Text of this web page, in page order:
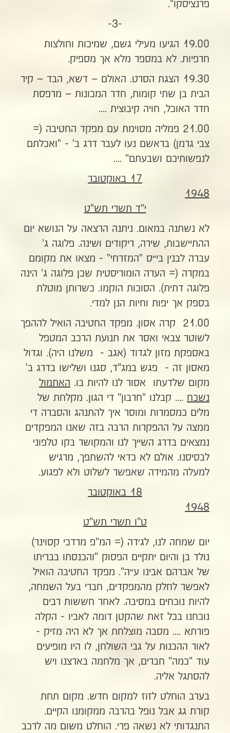
פרנציסקו".
-3-
19.00 הגיעו מעילי גשם, שמיכות וחולצות
חרפיות. לא במספר מלא אך מספיק.
19.30 הצגת הסרט. האולם – דשא, הבד – קיר
הבית בן שתי קומות, חדר המכונות – מרפסת
חדר האוכל, חויה קיבוצית ....
21.00 פמליה מסוימת עם מפקד החטיבה (=
צבי גרמן) בראשם נעו לעבר דרג ב' - "ואכלתם
לנפשותיכם ושבעתם" ....
17 באוקטובר
1948
י"ד תשרי תש"ט
לא נשתנה במאום. ניתנה הרצאה על הנושא יום
ההתיישבות, שירה, ריקודים ושינה. פלוגה ג'
עברה לבנין בי״ס "המזרחי" - מצאו את מקומם
במקרה (= הערה הומוריסטית שכן פלוגה ג' הינה
פלוגה דתית). הסוכות הוקמו. כשרותן מוטלת
בספק אך יפות וחיות הנן למדי.
21.00 קרה אסון. מפקד החטיבה הואיל לההפך
לשוטר צבאי ואסר את תנועת הרכב המטפל
באספקת מזון לגדוד (אגב - משלנו היה). וגדול
מאסון זה - פגש במג"ד, סגנו ושלישו בדרג ב'
מקום שלדעתו אסור לנו להיות בו. האתמול
נשכח .... קבלנו "חרבון" די הגון. מקלחת של
מלים כמסמרות ומוסר איך להתנהג והסברה די
ממצה על ההפקרות הרבה בזה שאנו המפקדים
נמצאים בדרג השייך לנו והמקושר בקו טלפוני
לבסיסנו. אולם לא כדאי להשתפך, מרגיש
למעלה מהמידה שאפשר לשלוט ולא לפגוע.
18 באוקטובר
1948
ט"ו תשרי תש"ט
יום שמחה לנו, לג׳דה (= המ"פ מרדכי קסוינר)
נולד בן והיום יתקיים הפסוק "והכנסתו בבריתו
של אברהם אבינו ע״ה". מפקד החטיבה הואיל
לאפשר לחלק מהמפקדים, חברי בעל השמחה,
להיות נוכחים במסיבה. לאחר חששות רבים
נוכחנו בכל זאת שהקטן דומה לאביו - הקלה
פורתא .... מסבה מוצלחת אך לא היה מזיק -
לאור ההכנות על גבי השולחן, לו היו מופיעים
עוד "כמה" חברים, אך מלחמה בארצנו ויש
להסתגל אליה.
בערב הוחלט לזוז למקום חדש. מקום תחת
קורת גג אבל נופל בהרבה ממקומנו הקיים.
התנגדותי לא נשאה פרי. הוחלט משום מה לרכב